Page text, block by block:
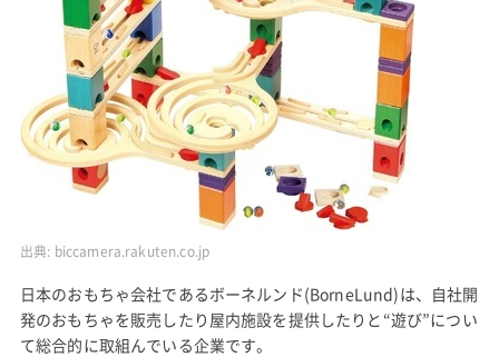
出典: biccamera.rakuten.co.jp
日本のおもちゃ会社であるボーネルンド(BorneLund)は、自社開
発のおもちゃを販売したり屋内施設を提供したりと“遊び”につい
て総合的に取組んでいる企業です。